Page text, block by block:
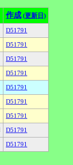
作成 (更新日)
D51791
D51791
D51791
D51791
D51791
D51791
D51791
D51791
D51791